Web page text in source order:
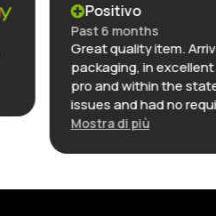
Positivo
Past 6 months
Great quality item.
packaging, in
pro and within the
issues and had no
seller. I would
Mostra di più